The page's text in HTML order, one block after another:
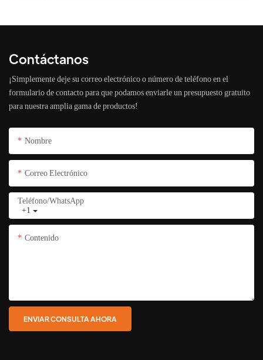
Contáctanos
¡Simplemente deje su correo electrónico o número de teléfono en el
formulario de contacto para que podamos enviarle un presupuesto gratuito
para nuestra amplia gama de productos!
Nombre
Correo Electrónico
+1
Teléfono/WhatsApp
Contenido
ENVIAR CONSULTA AHORA